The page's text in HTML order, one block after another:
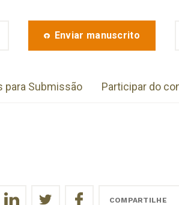
Enviar manuscrito
para Submissão Participar do
COMPARTILHE